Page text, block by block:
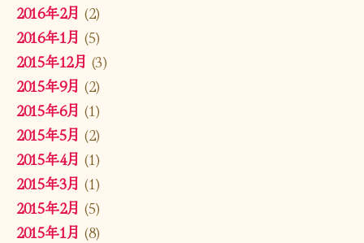
2016年2月 (2)
2016年1月 (5)
2015年12月 (3)
2015年9月 (2)
2015年6月 (1)
2015年5月 (2)
2015年4月 (1)
2015年3月 (1)
2015年2月 (5)
2015年1月 (8)